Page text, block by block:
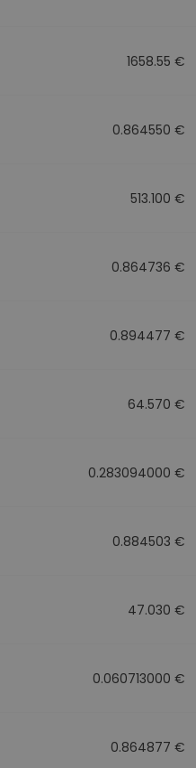
1658.55 €
0.864550 €
513.100 €
0.864736 €
0.894477 €
64.570 €
0.283094000 €
0.884503 €
47.030 €
0.060713000 €
0.864877 €